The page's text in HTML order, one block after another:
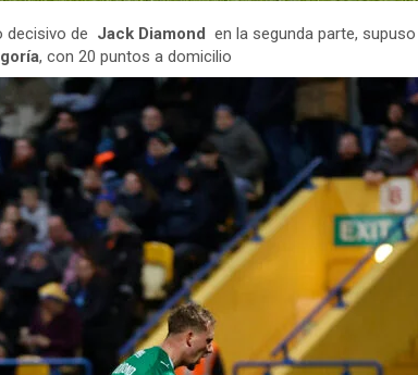
decisivo de Jack Diamond en la segunda parte,
, con 20 puntos a domicilio